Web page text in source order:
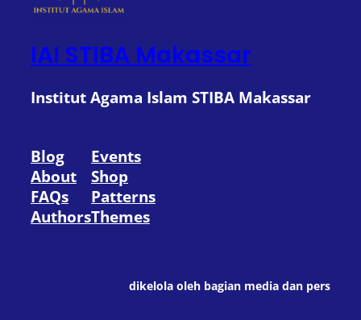
IAI STIBA Makassar
Institut Agama Islam STIBA Makassar
Blog
About
FAQs
Authors
Events
Shop
Patterns
Themes
dikelola oleh bagian media dan pers